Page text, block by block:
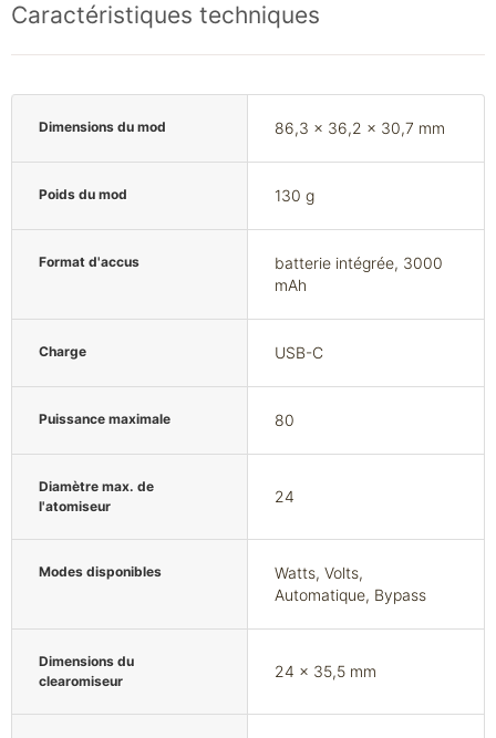
Caractéristiques techniques
Dimensions du mod 86,3 x 36,2 x 30,7 mm
Poids du mod 130 g
Format d'accus
batterie intégrée, 3000
mAh
Charge USB-C
Puissance maximale 80
Diamètre max. de
l'atomiseur
24
Modes disponibles
Watts, Volts,
Automatique, Bypass
Dimensions du
clearomiseur
24 x 35,5 mm